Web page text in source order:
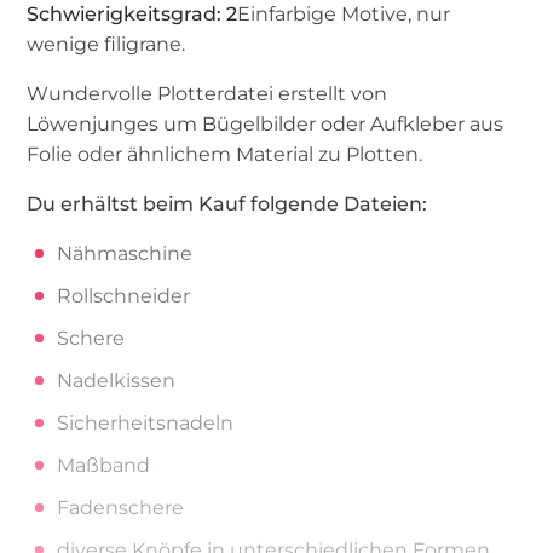
Schwierigkeitsgrad: 2Einfarbige Motive, nur
wenige filigrane.
Wundervolle Plotterdatei erstellt von
Löwenjunges um Bügelbilder oder Aufkleber aus
Folie oder ähnlichem Material zu Plotten.
Du erhältst beim Kauf folgende Dateien:
Nähmaschine
Rollschneider
Schere
Nadelkissen
Sicherheitsnadeln
Maßband
Fadenschere